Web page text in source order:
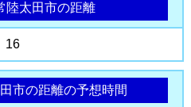
ショ
陸太田市の距離
16
市の距離の予想時間